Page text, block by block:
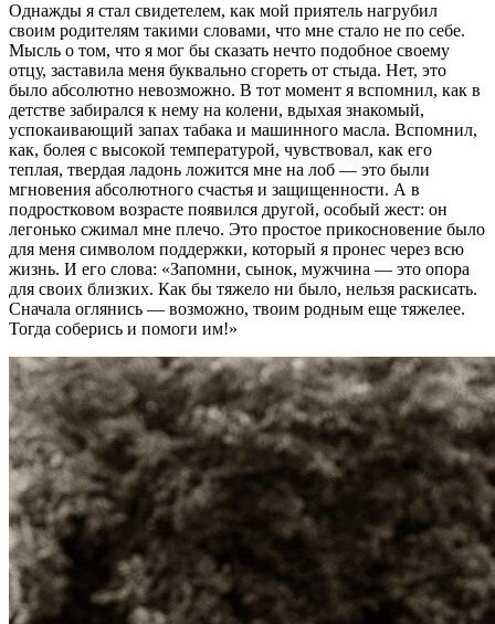
Однажды я стал свидетелем, как мой приятель нагрубил
своим родителям такими словами, что мне стало не по себе.
Мысль о том, что я мог бы сказать нечто подобное своему
отцу, заставила меня буквально сгореть от стыда. Нет, это
было абсолютно невозможно. В тот момент я вспомнил, как в
детстве забирался к нему на колени, вдыхая знакомый,
успокаивающий запах табака и машинного масла. Вспомнил,
как, болея с высокой температурой, чувствовал, как его
теплая, твердая ладонь ложится мне на лоб — это были
мгновения абсолютного счастья и защищенности. А в
подростковом возрасте появился другой, особый жест: он
легонько сжимал мне плечо. Это простое прикосновение было
для меня символом поддержки, который я пронес через всю
жизнь. И его слова: «Запомни, сынок, мужчина — это опора
для своих близких. Как бы тяжело ни было, нельзя раскисать.
Сначала оглянись — возможно, твоим родным еще тяжелее.
Тогда соберись и помоги им!»